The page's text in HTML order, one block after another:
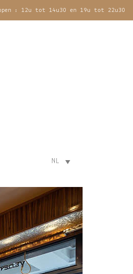
open : 12u tot 14u30 en 19u tot 22u30
NL